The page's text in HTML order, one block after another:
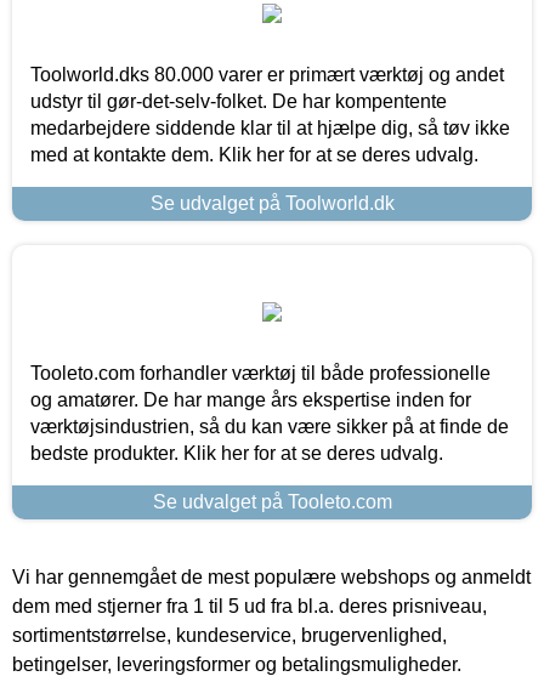
Toolworld.dks 80.000 varer er primært værktøj og andet
udstyr til gør-det-selv-folket. De har kompentente
medarbejdere siddende klar til at hjælpe dig, så tøv ikke
med at kontakte dem. Klik her for at se deres udvalg.
Se udvalget på Toolworld.dk
Tooleto.com forhandler værktøj til både professionelle
og amatører. De har mange års ekspertise inden for
værktøjsindustrien, så du kan være sikker på at finde de
bedste produkter. Klik her for at se deres udvalg.
Se udvalget på Tooleto.com
Vi har gennemgået de mest populære webshops og anmeldt
dem med stjerner fra 1 til 5 ud fra bl.a. deres prisniveau,
sortimentstørrelse, kundeservice, brugervenlighed,
betingelser, leveringsformer og betalingsmuligheder.